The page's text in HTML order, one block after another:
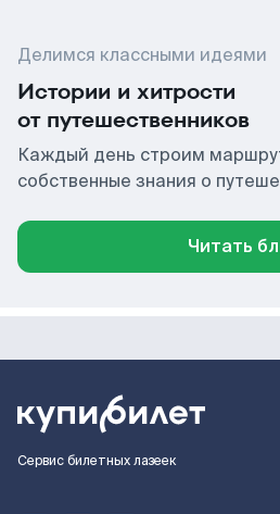
Делимся классными идеями
Истории и хитрости
от путешественников
Каждый день строим
собственные знания о
Читать
Сервис билетных лазеек